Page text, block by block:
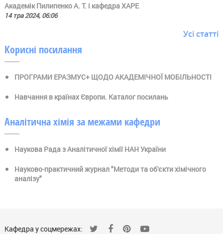
Академік Пилипенко А. Т. і кафедра ХАРЕ
14 тра 2024, 06:06
Усі статті
Корисні посилання
ПРОГРАМИ ЕРАЗМУС+ ЩОДО АКАДЕМІЧНОЇ МОБІЛЬНОСТІ
Навчання в країнах Європи. Каталог посилань
Аналітична хімія за межами кафедри
Наукова Рада з Аналітичної хімії НАН України
Науково-практичний журнал "Методи та об'єкти хімічного
аналізу"
Кафедра у соцмережах: